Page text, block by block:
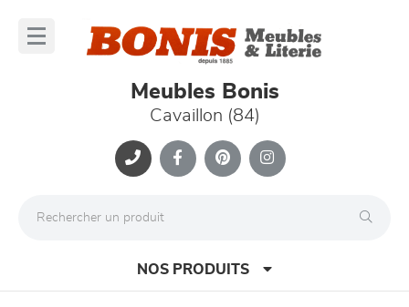
Meubles Bonis
Cavaillon (84)
NOS PRODUITS